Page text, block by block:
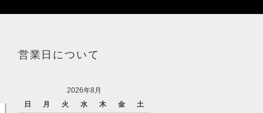
営業日について
2026年8月
日
月 火 水 木 金 土